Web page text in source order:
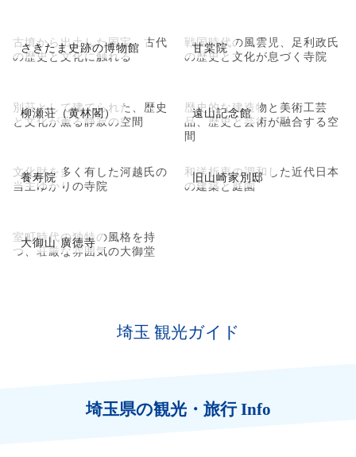
さきたま史跡の博物館
古墳から出土した国宝、古代
の歴史と文化に触れる
甘棠院
戦国時代の風雲児、足利政氏
の歴史と文化が息づく寺院
柳瀬荘（黄林閣）
別荘として建てられた、歴史
と文化が薫る静寂の空間
遠山記念館
歴史的な建造物と美術工芸
品、歴史と芸術が融合する空
間
養寿院
文化財を多く有した河越氏の
当主ゆかりの寺院
旧山崎家別邸
和洋折衷の調和した近代日本
の建築と庭園
大御山 廣徳寺
室町時代の独特の風格を持
つ、荘厳な雰囲気の大御堂
埼玉 観光ガイド
埼玉県の観光・旅行 Info